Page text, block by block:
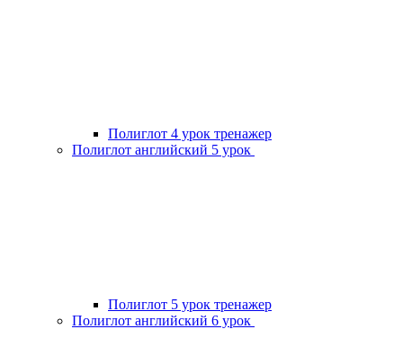
Полиглот 4 урок тренажер
Полиглот английский 5 урок
Полиглот 5 урок тренажер
Полиглот английский 6 урок